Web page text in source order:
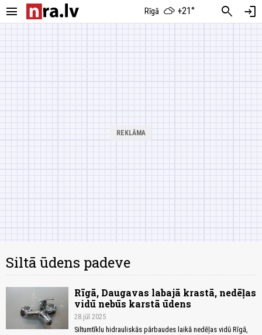
menu Rīgā +21° search login
Siltā ūdens padeve
Rīgā, Daugavas labajā krastā, nedēļas
vidū nebūs karstā ūdens
28.jūl 2025
Siltumtīklu hidrauliskās pārbaudes laikā nedēļas vidū Rīgā,